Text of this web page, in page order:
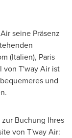
seine Präsenz
(Italien), Paris
von T'way Air ist
und
Buchung Ihres
von T'way Air: